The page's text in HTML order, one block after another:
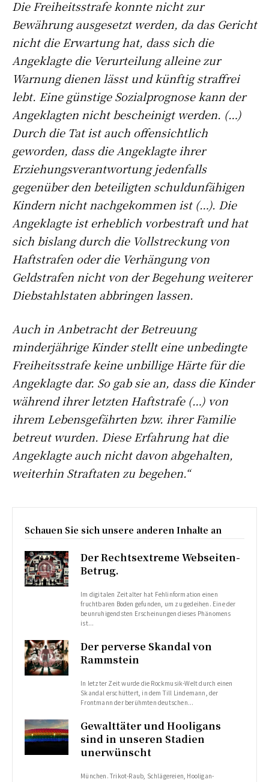
Die Freiheitsstrafe konnte nicht zur
Bewährung ausgesetzt werden, da das Gericht
nicht die Erwartung hat, dass sich die
Angeklagte die Verurteilung alleine zur
Warnung dienen lässt und künftig straffrei
lebt. Eine günstige Sozialprognose kann der
Angeklagten nicht bescheinigt werden. (…)
Durch die Tat ist auch offensichtlich
geworden, dass die Angeklagte ihrer
Erziehungsverantwortung jedenfalls
gegenüber den beteiligten schuldunfähigen
Kindern nicht nachgekommen ist (…). Die
Angeklagte ist erheblich vorbestraft und hat
sich bislang durch die Vollstreckung von
Haftstrafen oder die Verhängung von
Geldstrafen nicht von der Begehung weiterer
Diebstahlstaten abbringen lassen.
Auch in Anbetracht der Betreuung
minderjährige Kinder stellt eine unbedingte
Freiheitsstrafe keine unbillige Härte für die
Angeklagte dar. So gab sie an, dass die Kinder
während ihrer letzten Haftstrafe (…) von
ihrem Lebensgefährten bzw. ihrer Familie
betreut wurden. Diese Erfahrung hat die
Angeklagte auch nicht davon abgehalten,
weiterhin Straftaten zu begehen.“
Schauen Sie sich unsere anderen Inhalte an
Der Rechtsextreme Webseiten-
Betrug.
Im digitalen Zeitalter hat Fehlinformation einen
fruchtbaren Boden gefunden, um zu gedeihen. Eine der
beunruhigendsten Erscheinungen dieses Phänomens
ist...
Der perverse Skandal von
Rammstein
In letzter Zeit wurde die Rockmusik-Welt durch einen
Skandal erschüttert, in dem Till Lindemann, der
Frontmann der berühmten deutschen...
Gewalttäter und Hooligans
sind in unseren Stadien
unerwünscht
München. Trikot-Raub, Schlägereien, Hooligan-